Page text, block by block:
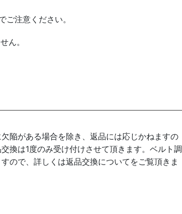
注意ください。
ん。
陥がある場合を除き、返品には応じかねますの
換は1度のみ受け付けさせて頂きます。ベルト調
ので、詳しくは返品交換についてをご覧頂きま